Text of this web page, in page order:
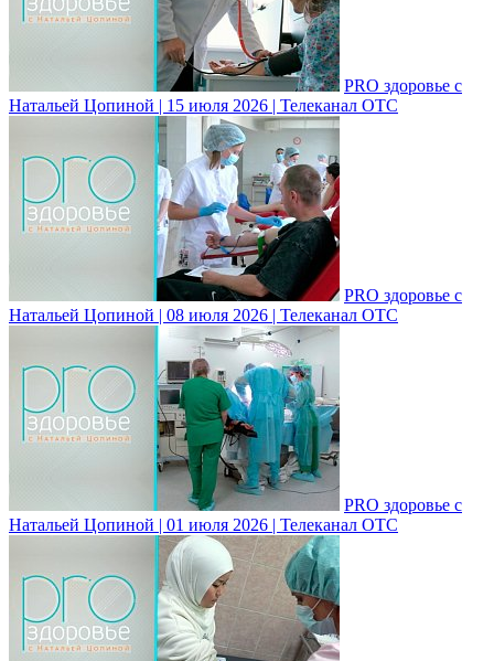
PRO здоровье с
Натальей Цопиной | 15 июля 2026 | Телеканал ОТС
PRO здоровье с
Натальей Цопиной | 08 июля 2026 | Телеканал ОТС
PRO здоровье с
Натальей Цопиной | 01 июля 2026 | Телеканал ОТС